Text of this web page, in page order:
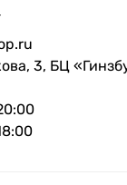
3, БЦ